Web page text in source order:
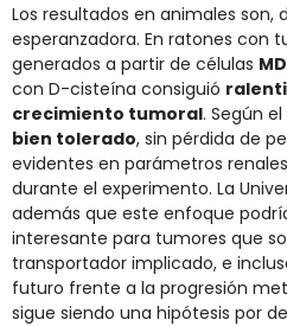
Los resultados en animales
esperanzadora. En ratones con
generados a partir de células
con D-cisteína consiguió
crecimiento tumoral. Según
bien tolerado, sin pérdida de
evidentes en parámetros
durante el experimento. La
además que este enfoque
interesante para tumores que
transportador implicado, e
futuro frente a la progresión
sigue siendo una hipótesis por